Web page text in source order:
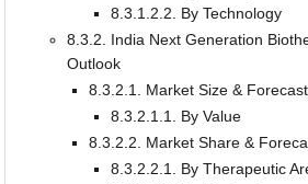
8.3.1.2.2. By Technology
8.3.2. India Next Generation
Outlook
8.3.2.1. Market Size & Forecast
8.3.2.1.1. By Value
8.3.2.2. Market Share &
8.3.2.2.1. By Therapeutic